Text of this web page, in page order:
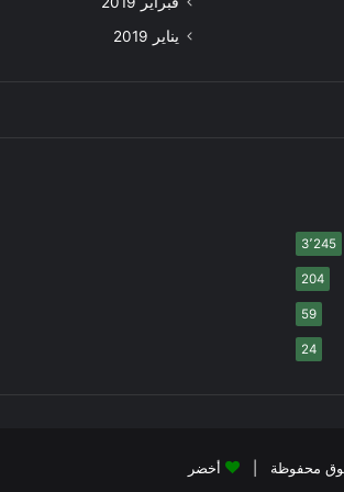
يناير 2019
3٬245
204
59
24
أخضر